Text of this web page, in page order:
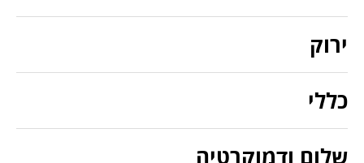
ירוק
כללי
שלום ודמוקרטיה